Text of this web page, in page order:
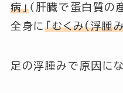
病」 （肝臓で蛋白質の
全身に 「むくみ(浮腫
足の浮腫みで原因に